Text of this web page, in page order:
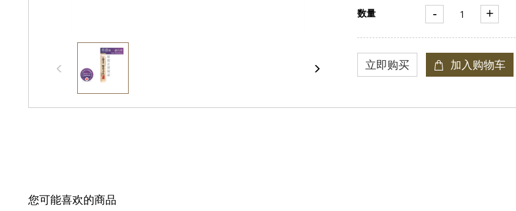
数量 - +
您可能喜欢的商品